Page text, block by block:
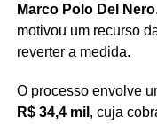
Marco Polo Del Nero
motivou um recurso
reverter a medida.
O processo envolve
R$ 34,4 mil , cuja